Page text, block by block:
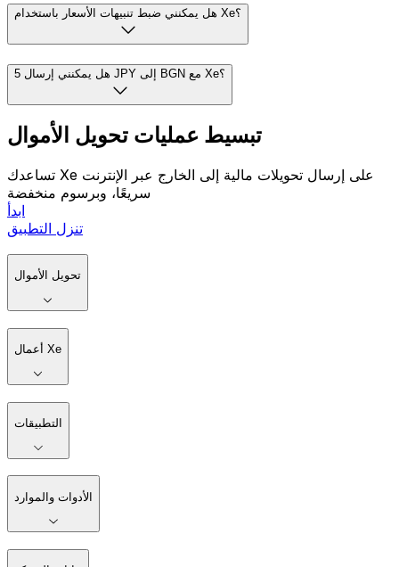
هل يمكنني ضبط تنبيهات الأسعار باستخدام Xe؟
هل يمكنني إرسال 5 JPY إلى BGN مع Xe؟
تبسيط عمليات تحويل الأموال
تساعدك Xe على إرسال تحويلات مالية إلى الخارج عبر الإنترنت
سريعًا، وبرسوم منخفضة
ابدأ
تنزل التطبيق
تحويل الأموال
أعمال Xe
التطبيقات
الأدوات والموارد